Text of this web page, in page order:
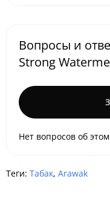
Вопросы и
Strong
Нет вопросов об
Теги: Табак, Arawak